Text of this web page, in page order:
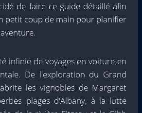
de faire ce guide détaillé afin
petit coup de main pour planifier
infinie de voyages en voiture en
De l'exploration du Grand
les vignobles de Margaret
plages d'Albany, à la lutte